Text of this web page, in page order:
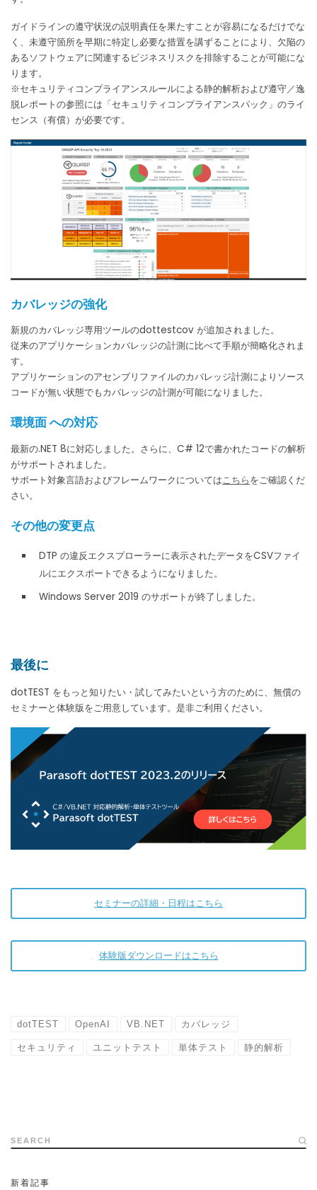
ガイドラインの遵守状況の説明責任を果たすことが容易になるだけでな
く、未遵守箇所を早期に特定し必要な措置を講ずることにより、欠陥の
あるソフトウェアに関連するビジネスリスクを排除することが可能にな
ります。
※セキュリティコンプライアンスルールによる静的解析および遵守／逸
脱レポートの参照には「セキュリティコンプライアンスパック」のライ
センス（有償）が必要です。
カバレッジの強化
新規のカバレッジ専用ツールのdottestcov が追加されました。
従来のアプリケーションカバレッジの計測に比べて手順が簡略化されま
す。
アプリケーションのアセンブリファイルのカバレッジ計測によりソース
コードが無い状態でもカバレッジの計測が可能になりました。
環境面 への対応
最新の.NET 8に対応しました。さらに、C# 12で書かれたコードの解析
がサポートされました。
サポート対象言語およびフレームワークについてはこちらをご確認くだ
さい。
その他の変更点
DTP の違反エクスプローラーに表示されたデータをCSVファイ
ルにエクスポートできるようになりました。
Windows Server 2019 のサポートが終了しました。
最後に
dotTEST をもっと知りたい・試してみたいという方のために、無償の
セミナーと体験版をご用意しています。是非ご利用ください。
セミナーの詳細・日程はこちら
体験版ダウンロードはこちら
dotTEST OpenAI VB.NET カバレッジ
セキュリティ ユニットテスト 単体テスト 静的解析
SEARCH
新着記事